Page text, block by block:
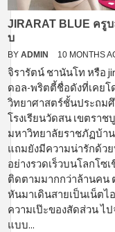
JIRARAT BLUE ครู
บ
BY ADMIN 10 MONTHS
จิรารัตน์ ชานันโท หรือ
ดอล-พริตตี้ชื่อดังที่เคยโ
วิทยาศาสตร์ชั้นประถม
โรงเรียนวัดสน เขตรา
มหาวิทยาลัยราชภัฏบ้า
แถมยังมีความน่ารักด้ว
อย่างรวดเร็วบนโลกโซ
ติดตามมากกว่าล้านคน
หันมาเดินสายเป็นเน็ต
ความเป๊ะของสัดส่วน ไ
แบบ...